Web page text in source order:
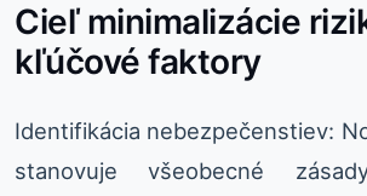
Cieľ minimalizácie
kľúčové faktory
Identifikácia nebezpečenstiev:
stanovuje všeobecné